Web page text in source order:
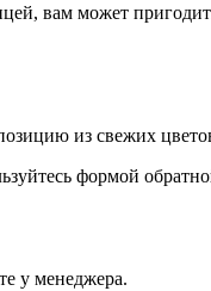
вам может
из свежих
формой
у менеджера.